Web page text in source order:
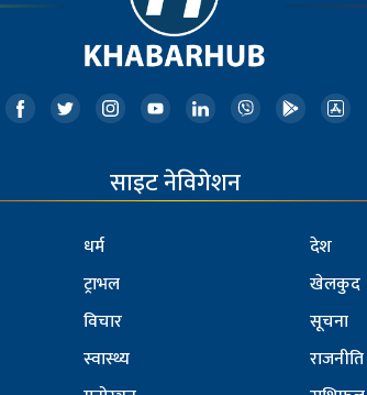
साइट नेविगेशन
धर्म
ट्राभल
विचार
स्वास्थ्य
देश
खेलकुद
सूचना
राजनीति